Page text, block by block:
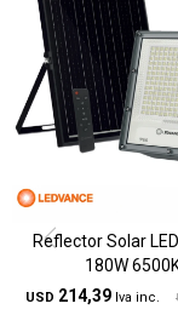
Reflector Solar
180W
USD 214,39